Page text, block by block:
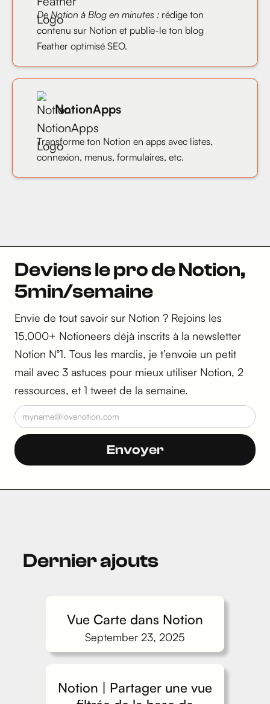
De Notion à Blog en minutes : rédige ton
contenu sur Notion et publie-le ton blog
Feather optimisé SEO.
NotionApps
Transforme ton Notion en apps avec listes,
connexion, menus, formulaires, etc.
Deviens le pro de Notion,
5min/semaine
Envie de tout savoir sur Notion ? Rejoins les
15,000+ Notioneers déjà inscrits à la newsletter
Notion N°1. Tous les mardis, je t’envoie un petit
mail avec 3 astuces pour mieux utiliser Notion, 2
ressources, et 1 tweet de la semaine.
Dernier ajouts
Vue Carte dans Notion
September 23, 2025
Notion | Partager une vue